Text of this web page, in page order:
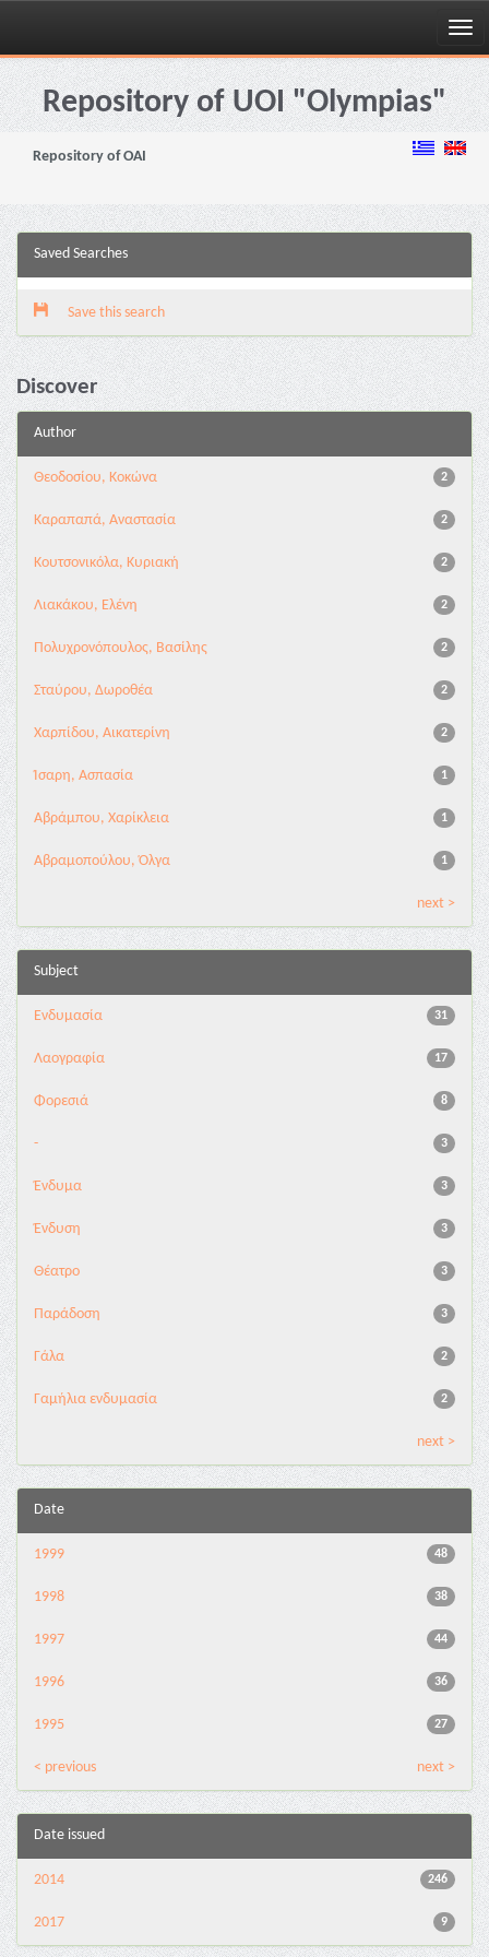
Skip
navigationRepository of UOI "Olympias"
Repository of OAI
Saved Searches
Save this search
Discover
Author
2
Θεοδοσίου, Κοκώνα
2
Καραπαπά, Αναστασία
2
Κουτσονικόλα, Κυριακή
2
Λιακάκου, Ελένη
2
Πολυχρονόπουλος, Βασίλης
2
Σταύρου, Δωροθέα
2
Χαρπίδου, Αικατερίνη
1
Ίσαρη, Ασπασία
1
Αβράμπου, Χαρίκλεια
1
Αβραμοπούλου, Όλγα
next >
Subject
31
Ενδυμασία
17
Λαογραφία
8
Φορεσιά
3
-
3
Ένδυμα
3
Ένδυση
3
Θέατρο
3
Παράδοση
2
Γάλα
2
Γαμήλια ενδυμασία
next >
Date
48
1999
38
1998
44
1997
36
1996
27
1995
< previous next >
Date issued
246
2014
9
2017